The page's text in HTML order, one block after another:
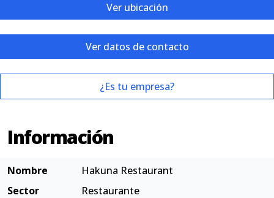
Ver ubicación
Ver datos de contacto
¿Es tu empresa?
Información
Nombre
Hakuna Restaurant
Sector
Restaurante